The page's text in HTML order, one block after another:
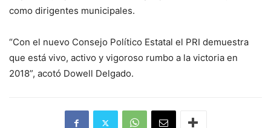
como dirigentes municipales.
“Con el nuevo Consejo Político Estatal el PRI demuestra
que está vivo, activo y vigoroso rumbo a la victoria en
2018”, acotó Dowell Delgado.